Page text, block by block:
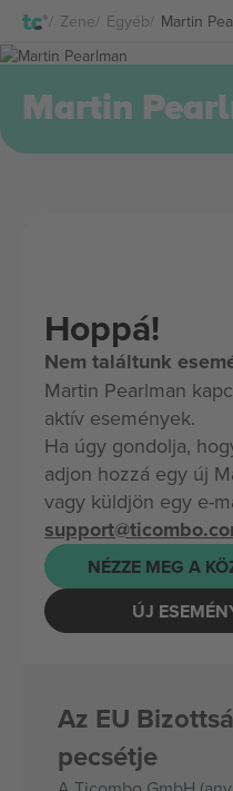
Zene Egyéb Martin
Martin
Hoppá!
Nem találtunk
Martin Pearlman
aktív események.
Ha úgy gondolja,
adjon hozzá egy új
vagy küldjön egy e-
NÉZZE MEG A
ÚJ
Az EU
pecsétje